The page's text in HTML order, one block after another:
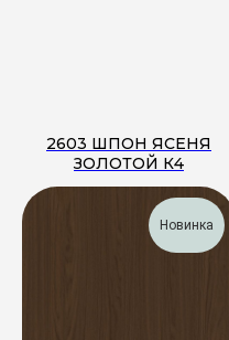
2603 ШПОН ЯСЕНЯ
ЗОЛОТОЙ К4
Новинка